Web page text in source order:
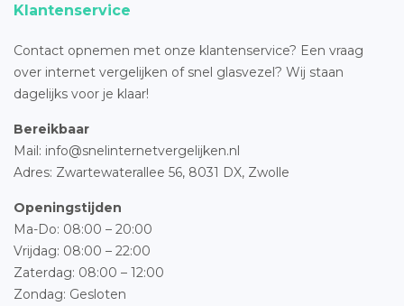
Klantenservice
Contact opnemen met onze klantenservice? Een vraag
over internet vergelijken of snel glasvezel? Wij staan
dagelijks voor je klaar!
Bereikbaar
Mail: info@snelinternetvergelijken.nl
Adres: Zwartewaterallee 56, 8031 DX, Zwolle
Openingstijden
Ma-Do: 08:00 – 20:00
Vrijdag: 08:00 – 22:00
Zaterdag: 08:00 – 12:00
Zondag: Gesloten